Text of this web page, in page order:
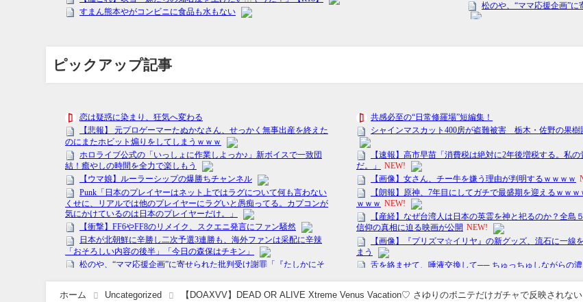
ピックアップ記事
ホーム Uncategorized 【DOAXVV】DEAD OR ALIVE Xtreme Venus Vacation♡ さゆりのポニテだけガチャで反映されない